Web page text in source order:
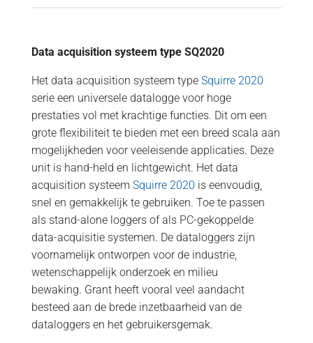
Data acquisition systeem type SQ2020
Het data acquisition systeem type Squirre 2020
serie een universele datalogge voor hoge
prestaties vol met krachtige functies. Dit om een ​​
grote flexibiliteit te bieden met een ​​breed scala aan
mogelijkheden voor veeleisende applicaties. Deze
unit is hand-held en lichtgewicht. Het data
acquisition systeem Squirre 2020 is eenvoudig,
snel en gemakkelijk te gebruiken. Toe te passen
als stand-alone loggers of als PC-gekoppelde
data-acquisitie systemen. De dataloggers zijn
voornamelijk ontworpen voor de industrie,
wetenschappelijk onderzoek en milieu
bewaking. Grant heeft vooral veel aandacht
besteed aan de brede inzetbaarheid van de
dataloggers en het gebruikersgemak.